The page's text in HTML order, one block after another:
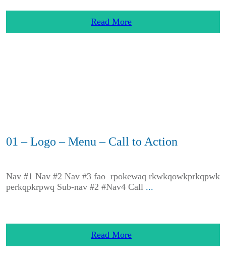
Read More
01 – Logo – Menu – Call to Action
Nav #1 Nav #2 Nav #3 fao rpokewaq rkwkqowkprkqpwk
perkqpkrpwq Sub-nav #2 #Nav4 Call ...
Read More